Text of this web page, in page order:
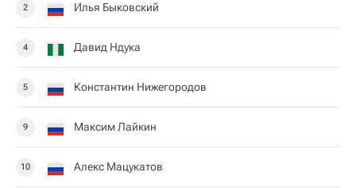
2 Илья Быковский
4 Давид Ндука
5 Константин Нижегородов
9 Максим Лайкин
10 Алекс Мацукатов